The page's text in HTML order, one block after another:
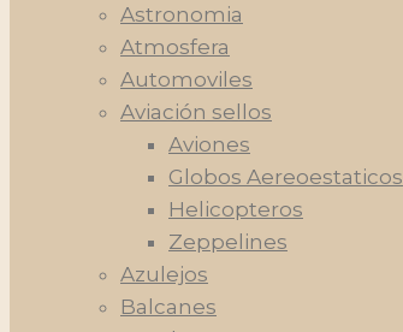
Astronomia
Atmosfera
Automoviles
Aviación sellos
Aviones
Globos Aereoestaticos
Helicopteros
Zeppelines
Azulejos
Balcanes